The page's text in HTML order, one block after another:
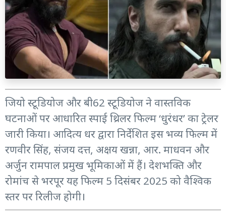
जियो स्टूडियोज और बी62 स्टूडियोज ने वास्तविक
घटनाओं पर आधारित स्पाई थ्रिलर फिल्म ‘धुरंधर’ का ट्रेलर
जारी किया। आदित्य धर द्वारा निर्देशित इस भव्य फिल्म में
रणवीर सिंह, संजय दत्त, अक्षय खन्ना, आर. माधवन और
अर्जुन रामपाल प्रमुख भूमिकाओं में हैं। देशभक्ति और
रोमांच से भरपूर यह फिल्म 5 दिसंबर 2025 को वैश्विक
स्तर पर रिलीज होगी।